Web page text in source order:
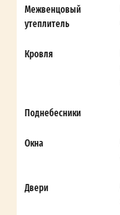
Межвенцовый
утеплитель
Кровля
Поднебесники
Окна
Двери